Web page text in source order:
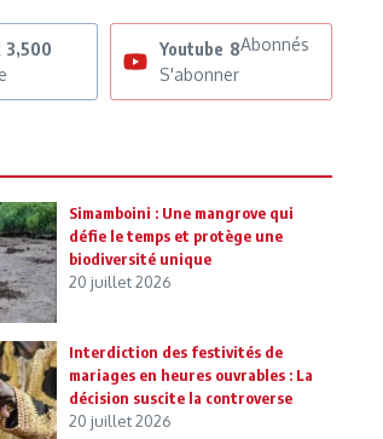
3,500
Youtube 8Abonnés
S'abonner
Simamboini : Une mangrove qui
défie le temps et protège une
biodiversité unique
20 juillet 2026
Interdiction des festivités de
mariages en heures ouvrables : La
décision suscite la controverse
20 juillet 2026